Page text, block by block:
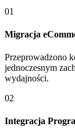
01
Migracja
Przeprowadzono
jednoczesnym
wydajności.
02
Integracja